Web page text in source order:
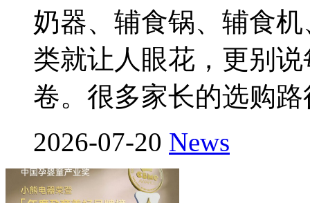
奶器、辅食锅、辅食
类就让人眼花，更别
卷。很多家长的选购路
2026-07-20 News